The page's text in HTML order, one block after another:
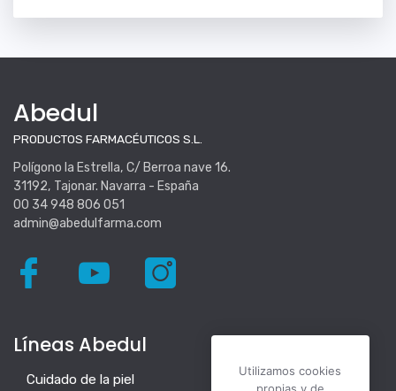
Abedul
PRODUCTOS FARMACÉUTICOS S.L.
Polígono la Estrella, C/ Berroa nave 16.
31192, Tajonar. Navarra - España
00 34 948 806 051
admin@abedulfarma.com
Líneas Abedul
Cuidado de la piel
Utilizamos cookies